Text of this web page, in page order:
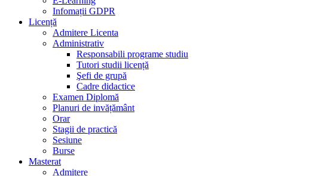
Infomații GDPR
Licență
Admitere Licenta
Administrativ
Responsabili programe studiu
Tutori studii licență
Şefi de grupă
Cadre didactice
Examen Diplomă
Planuri de invățământ
Orar
Stagii de practică
Sesiune
Burse
Masterat
Admitere